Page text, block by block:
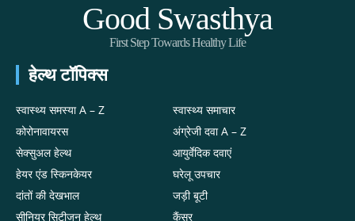
Good Swasthya
First Step Towards Healthy Life
हेल्थ टॉपिक्स
स्वास्थ्य समस्या A – Z
कोरोनावायरस
सेक्सुअल हेल्थ
हेयर एंड स्किनकेयर
दांतों की देखभाल
सीनियर सिटीजन हेल्थ
स्वास्थ्य समाचार
अंग्रेजी दवा A – Z
आयुर्वेदिक दवाएं
घरेलू उपचार
जड़ी बूटी
कैंसर